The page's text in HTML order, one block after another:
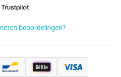
beoordelingen?